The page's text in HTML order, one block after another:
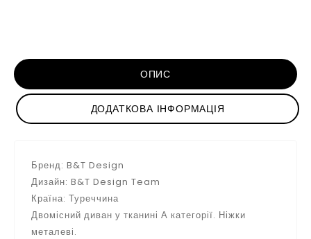
ОПИС
ДОДАТКОВА ІНФОРМАЦІЯ
Бренд: B&T Design
Дизайн: B&T Design Team
Країна: Туреччина
Двомісний диван у тканині А категорії. Ніжки
металеві.